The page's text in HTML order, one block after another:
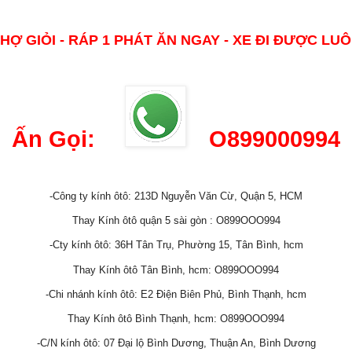
GIỎI - RÁP 1 PHÁT ĂN NGAY - XE ĐI ĐƯỢC
Ấn Gọi: O899000994
-Công ty kính ôtô: 213D Nguyễn Văn Cừ, Quận 5, HCM
Thay Kính ôtô quận 5 sài gòn : O899OOO994
-Cty kính ôtô: 36H Tân Trụ, Phường 15, Tân Bình, hcm
Thay Kính ôtô Tân Bình, hcm: O899OOO994
-Chi nhánh kính ôtô: E2 Điện Biên Phủ, Bình Thạnh, hcm
Thay Kính ôtô Bình Thạnh, hcm: O899OOO994
-C/N kính ôtô: 07 Đại lộ Bình Dương, Thuận An, Bình Dương